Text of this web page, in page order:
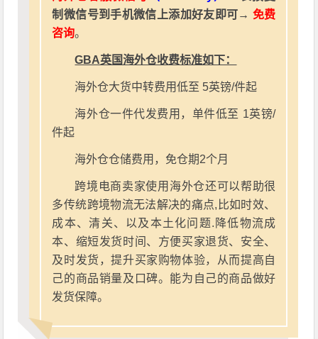
制微信号到手机微信上添加好友即可→ 免费
咨询。
GBA英国海外仓收费标准如下：
海外仓大货中转费用低至 5英镑/件起
海外仓一件代发费用，单件低至 1英镑/
件起
海外仓仓储费用，免仓期2个月
跨境电商卖家使用海外仓还可以帮助很
多传统跨境物流无法解决的痛点,比如时效、
成本、清关、以及本土化问题.降低物流成
本、缩短发货时间、方便买家退货、安全、
及时发货，提升买家购物体验，从而提高自
己的商品销量及口碑。能为自己的商品做好
发货保障。